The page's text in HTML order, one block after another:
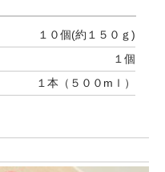
１０個(約１５０ｇ)
１個
１本（５００mｌ）